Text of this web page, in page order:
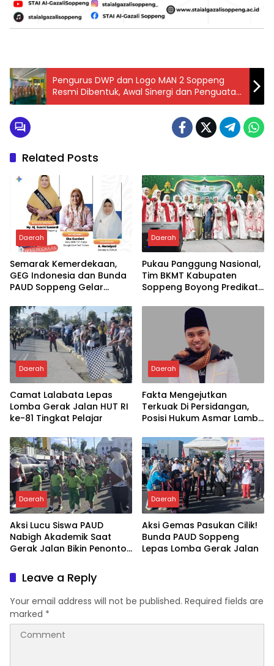
Pengurus DWP dan Logo MAN 2 Soppeng
Resmi Dibentuk, Awal Sinergi dan Penguatan
Identitas
Related Posts
Daerah
Semarak Kemerdekaan,
GEG Indonesia dan Bunda
PAUD Soppeng Gelar
Daerah
Pukau Panggung Nasional,
Tim BKMT Kabupaten
Soppeng Boyong Predikat
Daerah
Camat Lalabata Lepas
Lomba Gerak Jalan HUT RI
ke-81 Tingkat Pelajar
Daerah
Fakta Mengejutkan
Terkuak Di Persidangan,
Posisi Hukum Asmar Lambo
Daerah
Aksi Lucu Siswa PAUD
Nabigh Akademik Saat
Gerak Jalan Bikin Penonton
Daerah
Aksi Gemas Pasukan Cilik!
Bunda PAUD Soppeng
Lepas Lomba Gerak Jalan
Leave a Reply
Your email address will not be published. Required fields are
marked *